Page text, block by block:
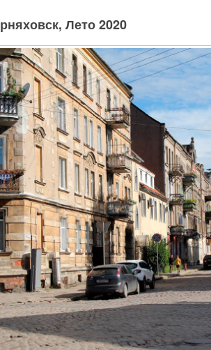
Лето 2020